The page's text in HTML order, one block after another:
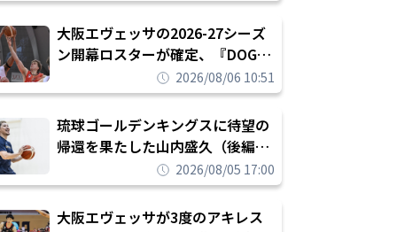
められたまま終わりたくない」
大阪エヴェッサの2026-27シーズ
ン開幕ロスターが確定、『DOG
FIGHT』のチームカルチャーを推
し進めて結果を求めるシーズンへ
2026/08/06 10:51
琉球ゴールデンキングスに待望の
帰還を果たした山内盛久（後編）
「1人のウチナーンチュとしてみ
んなが誇りに思えるチームにして
いく」
2026/08/05 17:00
大阪エヴェッサが3度のアキレス